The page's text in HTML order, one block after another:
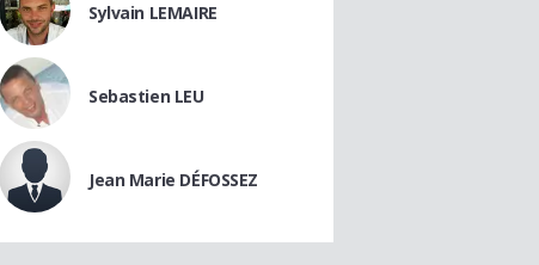
Sylvain LEMAIRE
Sebastien LEU
Jean Marie DÉFOSSEZ